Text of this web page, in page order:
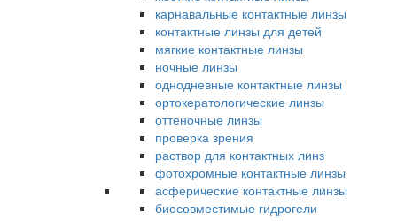
карнавальные контактные линзы
контактные линзы для детей
мягкие контактные линзы
ночные линзы
однодневные контактные линзы
ортокератологические линзы
оттеночные линзы
проверка зрения
раствор для контактных линз
фотохромные контактные линзы
асферические контактные линзы
биосовместимые гидрогели